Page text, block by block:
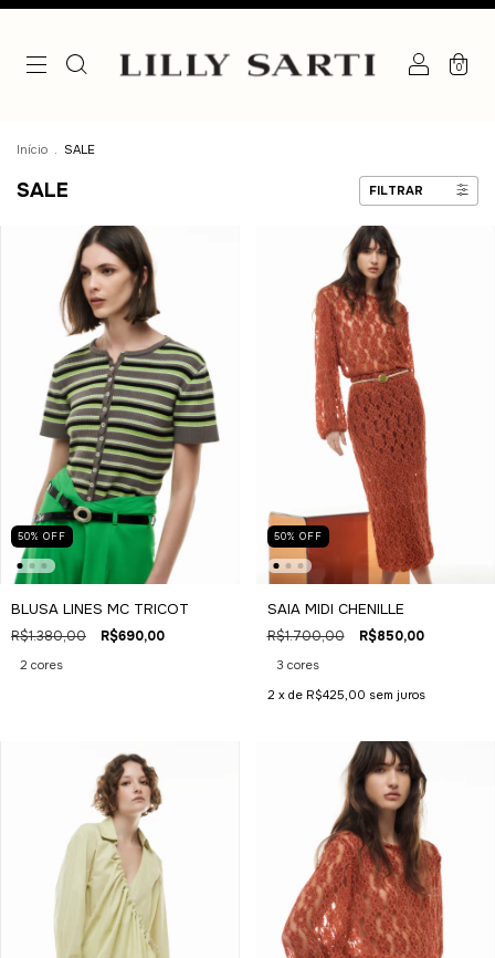
0
Início . SALE
SALE FILTRAR
50% OFF
BLUSA LINES MC TRICOT
R$1.380,00 R$690,00
2 cores
50% OFF
SAIA MIDI CHENILLE
R$1.700,00 R$850,00
3 cores
2 x de R$425,00 sem juros